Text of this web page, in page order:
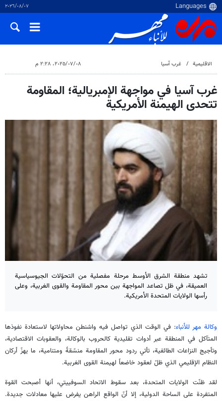
٠٧‏/٠٨‏/٢٠٢٦
الاقلیمیة غرب آسیا ٠٨‏/٠٧‏/٢٠٢٥، ٢:٢٨ م
غرب آسيا في مواجهة الإمبريالية؛ المقاومة
تتحدى الهيمنة الأمريكية
تشهد منطقة الشرق الأوسط مرحلة مفصلية من التحوّلات الجيوسياسية
العميقة، في ظل تصاعد المواجهة بين محور المقاومة والقوى الغربية، وعلى
رأسها الولايات المتحدة الأمريكية.
وكالة مهر للأنباء: في الوقت الذي تواصل فيه واشنطن محاولاتها لاستعادة نفوذها
المتآكل في المنطقة عبر أدوات تقليدية كالحروب بالوكالة، والعقوبات الاقتصادية،
وتأجيج النزاعات الطائفية، تأتي ردود محور المقاومة منسّقةً ومتنامية، ما يهزّ أركان
النظام الإقليمي الذي ظلّ لعقود خاضعاً لهيمنة القوى الغربية.
لقد ظنّت الولايات المتحدة، بعد سقوط الاتحاد السوفييتي، أنها أصبحت القوة
المتفردة على الساحة الدولية، إلا أنّ الواقع الراهن يفرض عليها معادلات جديدة.